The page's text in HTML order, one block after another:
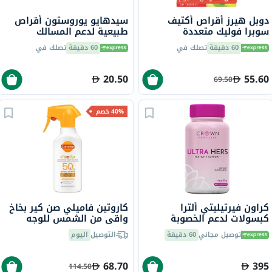
دوبل هيرز أقراص أكتيف
سوبرا فوليك متعددة
الفيتامينات حزمة من 30 قرص
60 دقيقة تصلك في
55.60
69.50
سيدهايو يوروستون أقراص
طبيعية لدعم المسالك
البولية، حزمة من 30
60 دقيقة تصلك في
20.50
كراون فيرتيليتي ألترا
كبسولات لدعم الخصوبة
للنساء، 60توصيل مجاني60 دقيقة
395
40% خصم
كاروتين فاميلي صن كير بخاخ
واقي من الشمس للوجه
والجسم SPF50 270 مل
التوصيل اليوم
68.70
114.50